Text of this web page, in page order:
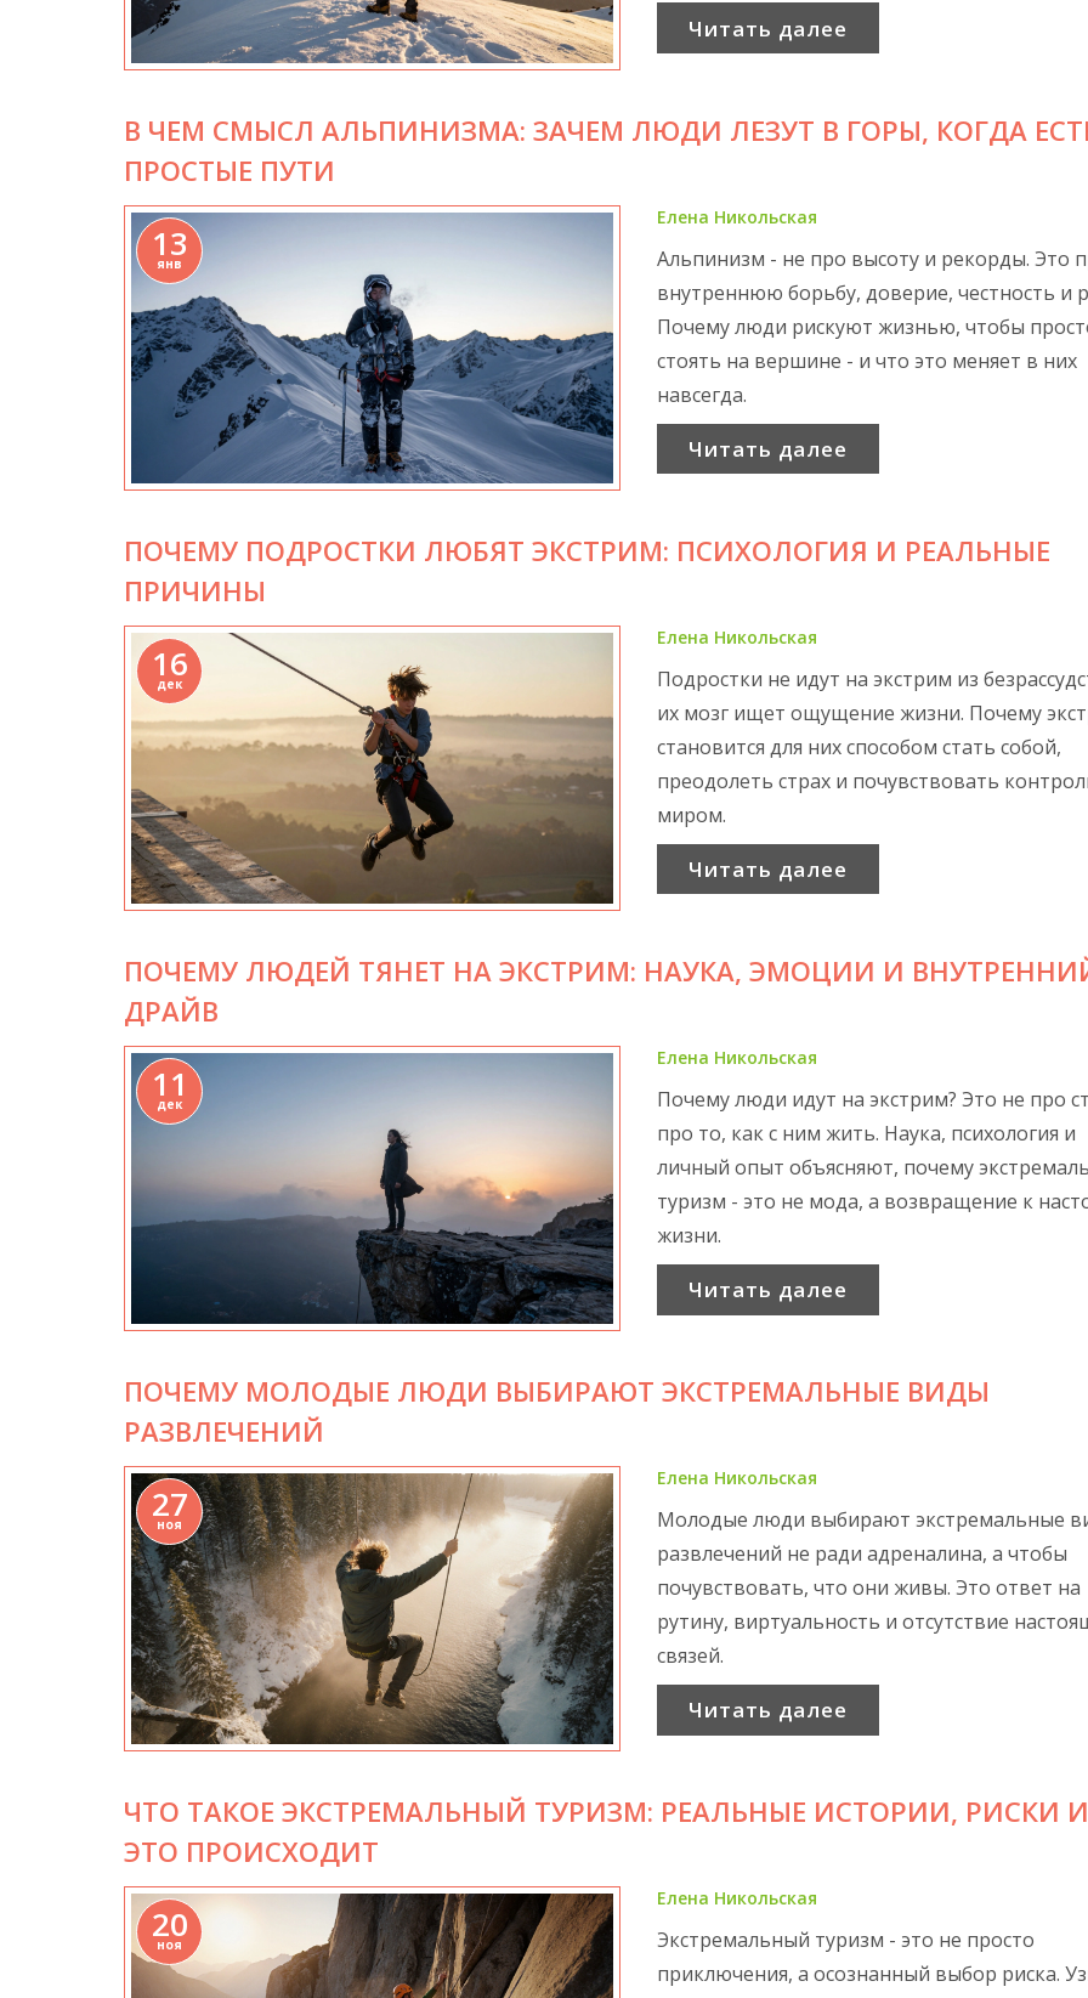
Читать далее
В ЧЕМ СМЫСЛ АЛЬПИНИЗМА: ЗАЧЕМ ЛЮДИ ЛЕЗУТ В ГОРЫ, КОГДА
ПРОСТЫЕ ПУТИ
13
янв
Елена Никольская
Альпинизм - не про высоту и рекорды. Это
внутреннюю борьбу, доверие, честность и
Почему люди рискуют жизнью, чтобы
стоять на вершине - и что это меняет в них
навсегда.
Читать далее
ПОЧЕМУ ПОДРОСТКИ ЛЮБЯТ ЭКСТРИМ: ПСИХОЛОГИЯ И РЕАЛЬНЫЕ
ПРИЧИНЫ
16
дек
Елена Никольская
Подростки не идут на экстрим из
их мозг ищет ощущение жизни. Почему
становится для них способом стать собой,
преодолеть страх и почувствовать
миром.
Читать далее
ПОЧЕМУ ЛЮДЕЙ ТЯНЕТ НА ЭКСТРИМ: НАУКА, ЭМОЦИИ И
ДРАЙВ
11
дек
Елена Никольская
Почему люди идут на экстрим? Это не про
про то, как с ним жить. Наука, психология и
личный опыт объясняют, почему
туризм - это не мода, а возвращение к
жизни.
Читать далее
ПОЧЕМУ МОЛОДЫЕ ЛЮДИ ВЫБИРАЮТ ЭКСТРЕМАЛЬНЫЕ ВИДЫ
РАЗВЛЕЧЕНИЙ
27
ноя
Елена Никольская
Молодые люди выбирают экстремальные
развлечений не ради адреналина, а чтобы
почувствовать, что они живы. Это ответ на
рутину, виртуальность и отсутствие
связей.
Читать далее
ЧТО ТАКОЕ ЭКСТРЕМАЛЬНЫЙ ТУРИЗМ: РЕАЛЬНЫЕ ИСТОРИИ, РИСКИ
ЭТО ПРОИСХОДИТ
20
ноя
Елена Никольская
Экстремальный туризм - это не просто
приключения, а осознанный выбор риска.